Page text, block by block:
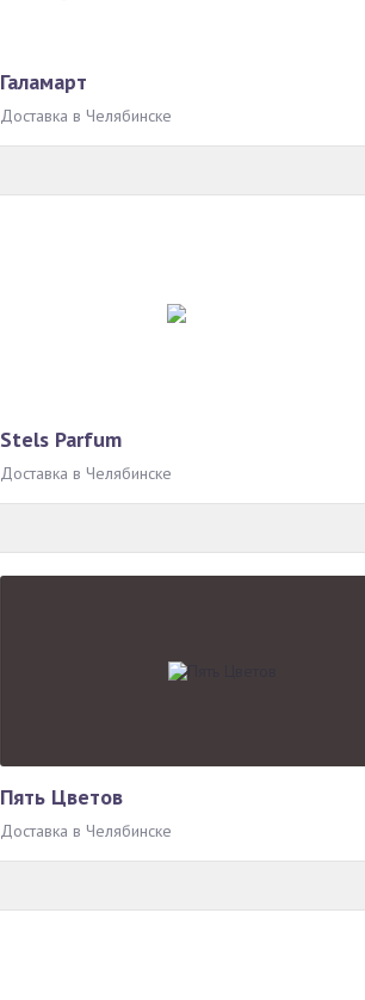
Галамарт
Доставка в Челябинске
Stels Parfum
Доставка в Челябинске
Пять Цветов
Доставка в Челябинске